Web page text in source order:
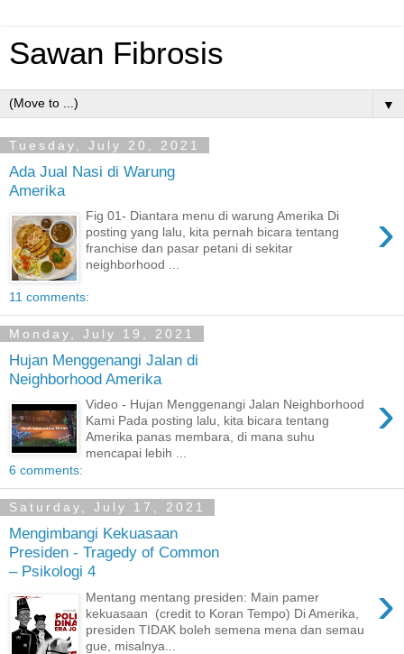
Sawan Fibrosis
▼
Tuesday, July 20, 2021
Ada Jual Nasi di Warung
Amerika
›
Fig 01- Diantara menu di warung Amerika Di
posting yang lalu, kita pernah bicara tentang
franchise dan pasar petani di sekitar
neighborhood ...
11 comments:
Monday, July 19, 2021
Hujan Menggenangi Jalan di
Neighborhood Amerika
›
Video - Hujan Menggenangi Jalan Neighborhood
Kami Pada posting lalu, kita bicara tentang
Amerika panas membara, di mana suhu
mencapai lebih ...
6 comments:
Saturday, July 17, 2021
Mengimbangi Kekuasaan
Presiden - Tragedy of Common
– Psikologi 4
›
Mentang mentang presiden: Main pamer
kekuasaan (credit to Koran Tempo) Di Amerika,
presiden TIDAK boleh semena mena dan semau
gue, misalnya...